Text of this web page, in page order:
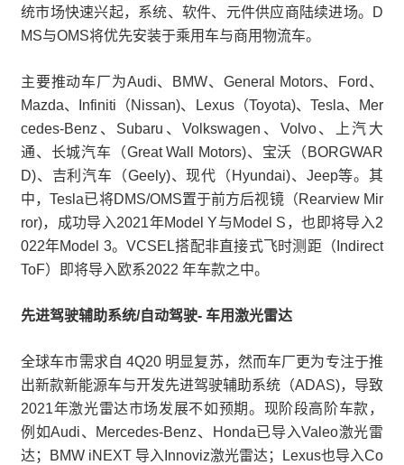
统市场快速兴起，系统、软件、元件供应商陆续进场。D
MS与OMS将优先安装于乘用车与商用物流车。
主要推动车厂为Audi、BMW、General Motors、Ford、
Mazda、Infiniti（Nissan)、Lexus（Toyota)、Tesla、Mer
cedes-Benz、Subaru、Volkswagen、Volvo、上汽大
通、长城汽车（Great Wall Motors)、宝沃（BORGWAR
D)、吉利汽车（Geely)、现代（Hyundai)、Jeep等。其
中，Tesla已将DMS/OMS置于前方后视镜（Rearview Mir
ror)，成功导入2021年Model Y与Model S，也即将导入2
022年Model 3。VCSEL搭配非直接式飞时测距（Indirect
ToF）即将导入欧系2022 年车款之中。
先进驾驶辅助系统/自动驾驶- 车用激光雷达
全球车市需求自 4Q20 明显复苏，然而车厂更为专注于推
出新款新能源车与开发先进驾驶辅助系统（ADAS)，导致
2021年激光雷达市场发展不如预期。现阶段高阶车款，
例如Audi、Mercedes-Benz、Honda已导入Valeo激光雷
达；BMW iNEXT 导入Innoviz激光雷达；Lexus也导入Co